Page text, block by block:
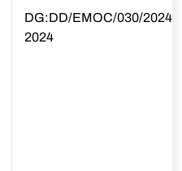
DG:DD/EMOC/030/2024-
2024